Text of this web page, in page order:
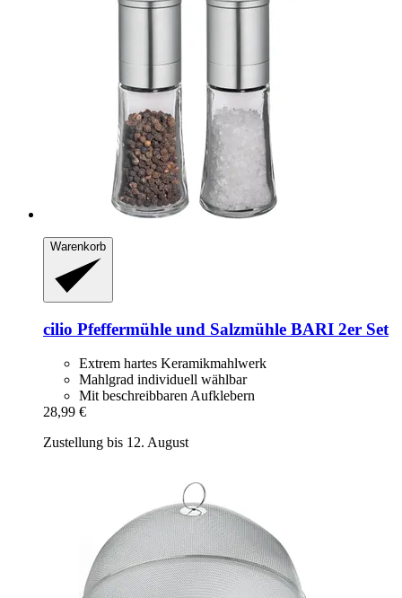
Warenkorb
cilio Pfeffermühle und Salzmühle BARI 2er Set
Extrem hartes Keramikmahlwerk
Mahlgrad individuell wählbar
Mit beschreibbaren Aufklebern
28,99 €
Zustellung bis 12. August